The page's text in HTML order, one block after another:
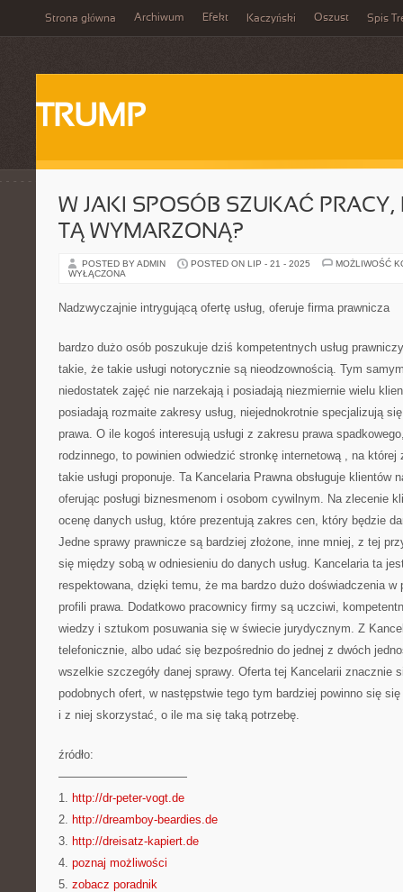
Strona główna Archiwum Efekt Kaczyński Oszust Spis
TRUMP
W JAKI SPOSÓB SZUKAĆ PRACY,
TĄ WYMARZONĄ?
POSTED BY ADMIN POSTED ON LIP - 21 - 2025
MOŻLIWOŚĆ
WYŁĄCZONA
Nadzwyczajnie intrygującą ofertę usług, oferuje firma prawnicza
bardzo dużo osób poszukuje dziś kompetentnych usług
takie, że takie usługi notorycznie są nieodzownością. Tym
niedostatek zajęć nie narzekają i posiadają niezmiernie wielu
posiadają rozmaite zakresy usług, niejednokrotnie specjalizują
prawa. O ile kogoś interesują usługi z zakresu prawa
rodzinnego, to powinien odwiedzić stronkę internetową , na której
takie usługi proponuje. Ta Kancelaria Prawna obsługuje klientów
oferując posługi biznesmenom i osobom cywilnym. Na zlecenie
ocenę danych usług, które prezentują zakres cen, który będzie
Jedne sprawy prawnicze są bardziej złożone, inne mniej, z tej
się między sobą w odniesieniu do danych usług. Kancelaria ta
respektowana, dzięki temu, że ma bardzo dużo doświadczenia w
profili prawa. Dodatkowo pracownicy firmy są uczciwi,
wiedzy i sztukom posuwania się w świecie jurydycznym. Z
telefonicznie, albo udać się bezpośrednio do jednej z dwóch
wszelkie szczegóły danej sprawy. Oferta tej Kancelarii znacznie
podobnych ofert, w następstwie tego tym bardziej powinno się
i z niej skorzystać, o ile ma się taką potrzebę.
źródło:
———————————
1. http://dr-peter-vogt.de
2. http://dreamboy-beardies.de
3. http://dreisatz-kapiert.de
4. poznaj możliwości
5. zobacz poradnik